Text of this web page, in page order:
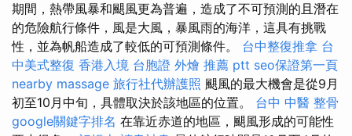
期間，熱帶風暴和颶風更為普遍，造成了不可預測的且潛在
的危險航行條件，風是大風，暴風雨的海洋，這具有挑戰
性，並為帆船造成了較低的可預測條件。 台中整復推拿 台
中美式整復 香港入境 台胞證 外燴 推薦 ptt seo保證第一頁
nearby massage 旅行社代辦護照 颶風的最大機會是從9月
初至10月中旬，具體取決於該地區的位置。 台中 中醫 整骨
google關鍵字排名 在靠近赤道的地區，颶風形成的可能性